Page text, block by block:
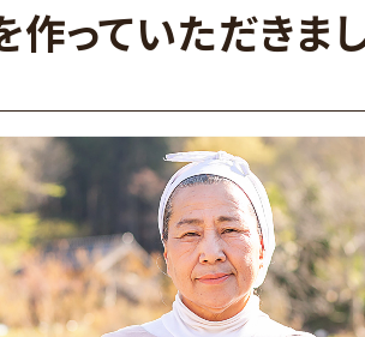
作っていただきま